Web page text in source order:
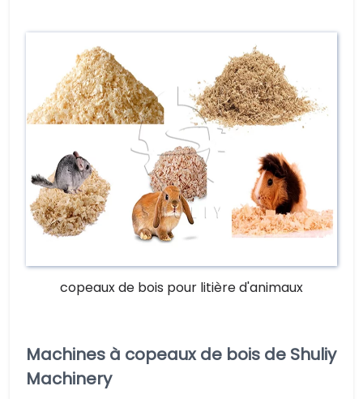
copeaux de bois pour litière d'animaux
Machines à copeaux de bois de Shuliy
Machinery